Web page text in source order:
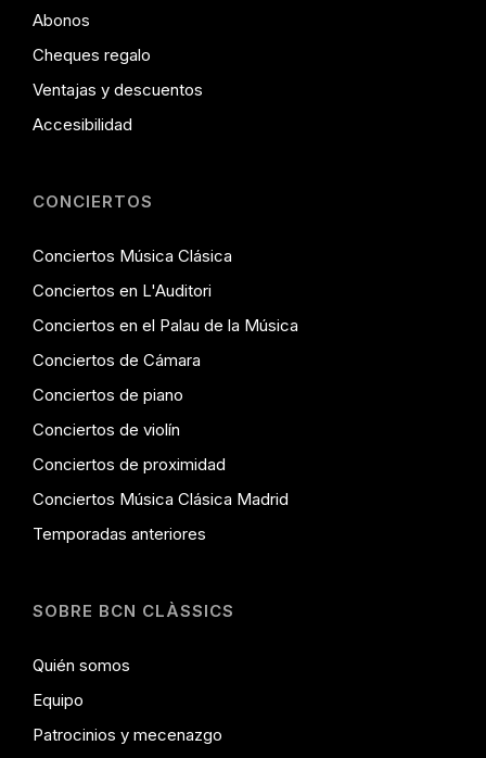
Abonos
Cheques regalo
Ventajas y descuentos
Accesibilidad
CONCIERTOS
Conciertos Música Clásica
Conciertos en L'Auditori
Conciertos en el Palau de la Música
Conciertos de Cámara
Conciertos de piano
Conciertos de violín
Conciertos de proximidad
Conciertos Música Clásica Madrid
Temporadas anteriores
SOBRE BCN CLÀSSICS
Quién somos
Equipo
Patrocinios y mecenazgo